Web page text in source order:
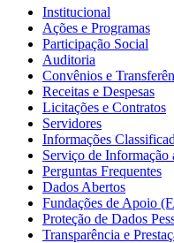
Institucional
Ações e Programas
Participação Social
Auditoria
Convênios e
Receitas e Despesas
Licitações e Contratos
Servidores
Informações
Serviço de
Perguntas Frequentes
Dados Abertos
Fundações de Apoio
Proteção de Dados
Transparência e